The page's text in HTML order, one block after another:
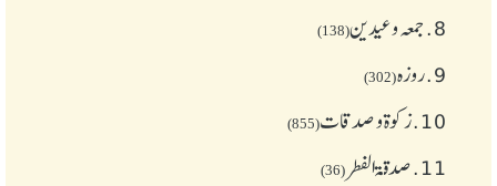
8. جمعہ وعیدین(138)
9. روزہ(302)
10. زکوة و صدقات(855)
11. صدقۃ الفطر (36)